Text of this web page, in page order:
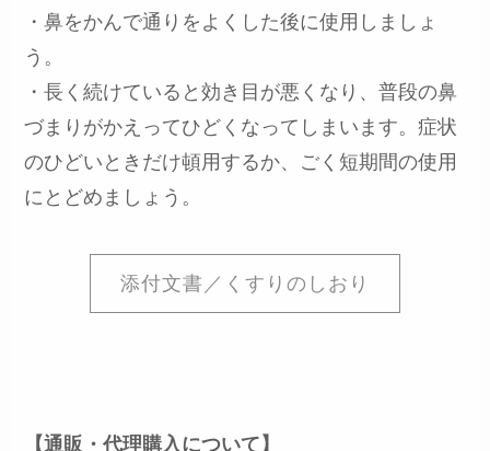
・鼻をかんで通りをよくした後に使用しましょ
う。
・長く続けていると効き目が悪くなり、普段の鼻
づまりがかえってひどくなってしまいます。症状
のひどいときだけ頓用するか、ごく短期間の使用
にとどめましょう。
添付文書／くすりのしおり
【通販・代理購入について】